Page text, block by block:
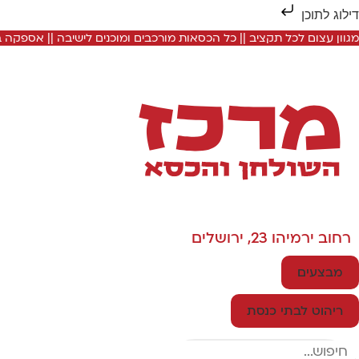
דילוג לתוכן
מגוון עצום לכל תקציב || כל הכסאות מורכבים ומוכנים לישיבה ||
רחוב ירמיהו 23, ירושלים
מבצעים
ריהוט לבתי כנסת
Search